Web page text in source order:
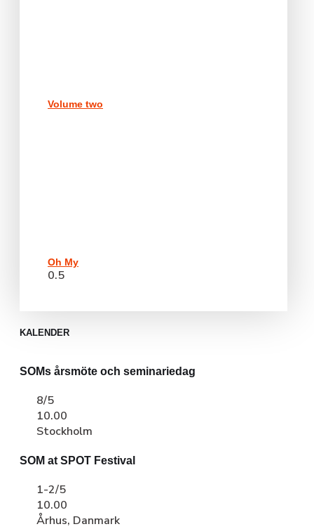
Volume two
Oh My
KALENDER
SOMs årsmöte och seminariedag
8/5
10.00
Stockholm
SOM at SPOT Festival
1-2/5
10.00
Århus, Danmark